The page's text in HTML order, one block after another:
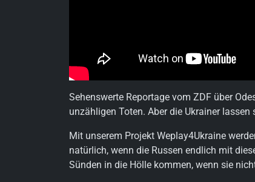
Sehenswerte Reportage vom ZDF über
unzähligen Toten. Aber die Ukrainer
Mit unserem Projekt Weplay4Ukraine
natürlich, wenn die Russen endlich mit
Sünden in die Hölle kommen, wenn sie